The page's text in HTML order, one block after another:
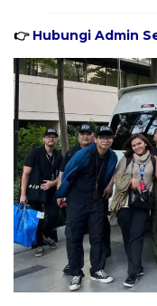
👉 Hubungi Admin